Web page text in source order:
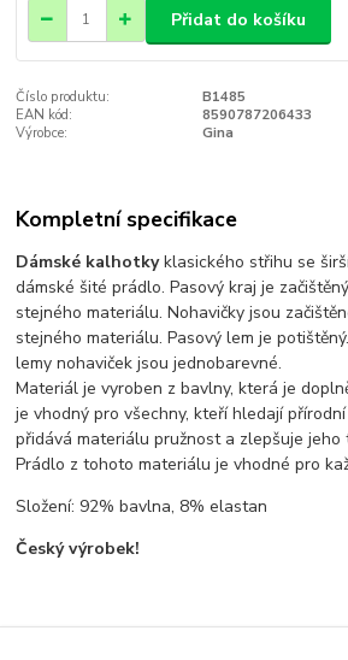
Přidat do košíku
Číslo produktu:
B1485
EAN kód:
8590787206433
Výrobce:
Gina
Kompletní specifikace
Dámské kalhotkyklasického střihu se
dámské šité prádlo. Pasový kraj je
stejného materiálu. Nohavičky jsou
stejného materiálu. Pasový lem je
lemy nohaviček jsou jednobarevné.
Materiál je vyroben z bavlny, která je
je vhodný pro všechny, kteří hledají
přidává materiálu pružnost a zlepšuje
Prádlo z tohoto materiálu je vhodné pro
Složení: 92% bavlna, 8% elastan
Český výrobek!